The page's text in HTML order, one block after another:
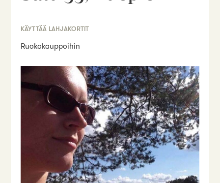
KÄYTTÄÄ LAHJAKORTIT
Ruokakauppoihin